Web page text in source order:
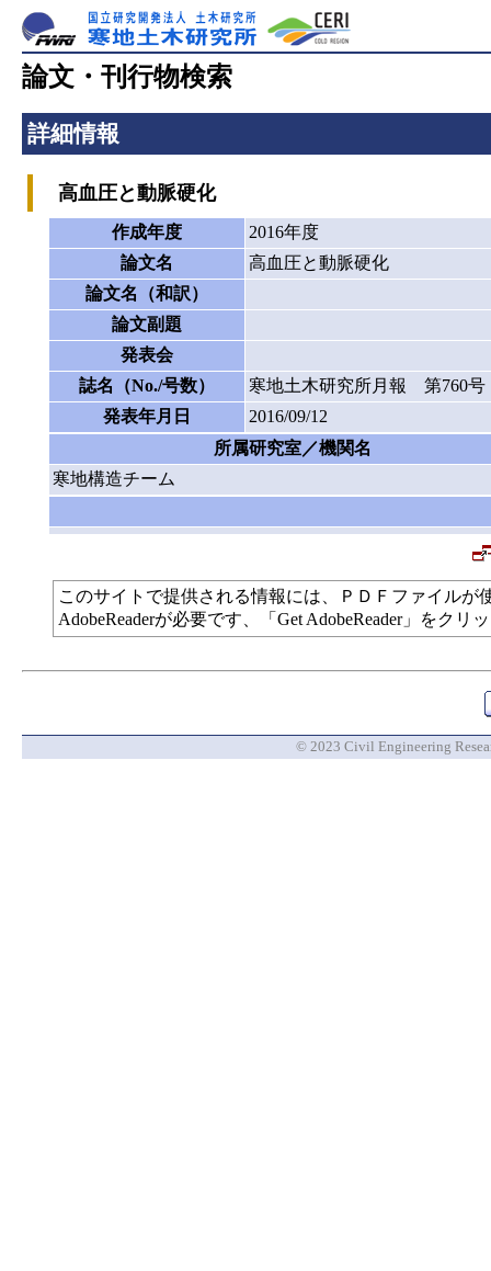
論文・刊行物検索
詳細情報
高血圧と動脈硬化
作成年度
2016年度
論文名
高血圧と動脈硬化
論文名（和訳）
論文副題
発表会
誌名（No./号数）
寒地土木研究所月報 第760号
発表年月日
2016/09/12
所属研究室／機関名
寒地構造チーム
このサイトで提供される情報には、ＰＤＦファイル
AdobeReaderが必要です、「Get AdobeReader」をク
© 2023 Civil Engineering